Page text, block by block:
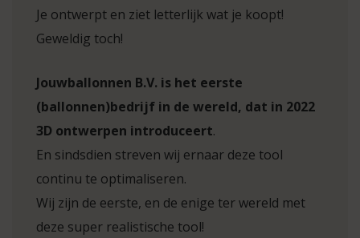
Je ontwerpt en ziet letterlijk wat je koopt!
Geweldig toch!
Jouwballonnen B.V. is het eerste
(ballonnen)bedrijf in de wereld, dat in 2022
3D ontwerpen introduceert.
En sindsdien streven wij ernaar deze tool
continu te optimaliseren.
Wij zijn de eerste, en de enige ter wereld met
deze super realistische tool!